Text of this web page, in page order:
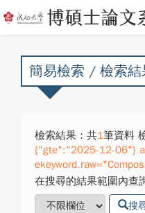
簡易檢索 / 檢索結
檢索結果：共1筆資料
{"gte":"2025-12-06"}
在搜尋的結果範圍內查
搜